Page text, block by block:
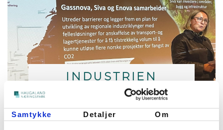
Samtykke Detaljer Om
INDUSTRIEN
TRENGER
LANDBASERT
INJEKSJONSTERMINAL!